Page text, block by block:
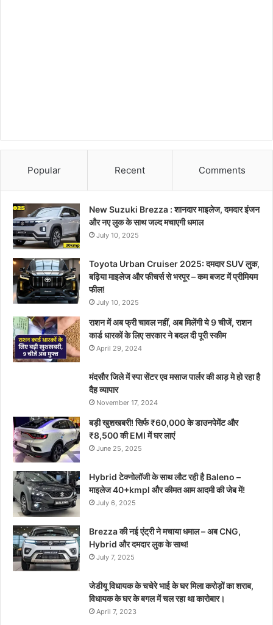
Popular Recent Comments
New Suzuki Brezza : शानदार माइलेज, दमदार इंजन
और नए लुक के साथ जल्द मचाएगी धमाल
July 10, 2025
Toyota Urban Cruiser 2025: दमदार SUV लुक,
बढ़िया माइलेज और फीचर्स से भरपूर – कम बजट में प्रीमियम
फील!
July 10, 2025
राशन में अब फ्री चावल नहीं, अब मिलेंगी ये 9 चीजें, राशन
कार्ड धारकों के लिए सरकार ने बदल दी पूरी स्कीम
April 29, 2024
मंदसौर जिले में स्पा सेंटर एव मसाज पार्लर की आड़ मे हो रहा है
दैह व्यापार
November 17, 2024
बड़ी खुशखबरी! सिर्फ ₹60,000 के डाउनपेमेंट और
₹8,500 की EMI में घर लाएं
June 25, 2025
Hybrid टेक्नोलॉजी के साथ लौट रही है Baleno –
माइलेज 40+kmpl और कीमत आम आदमी की जेब में!
July 6, 2025
Brezza की नई एंट्री ने मचाया धमाल – अब CNG,
Hybrid और दमदार लुक के साथ!
July 7, 2025
जेडीयू विधायक के चचेरे भाई के घर मिला करोड़ों का शराब,
विधायक के घर के बगल में चल रहा था कारोबार।
April 7, 2023